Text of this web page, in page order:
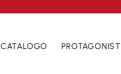
CATALOGO